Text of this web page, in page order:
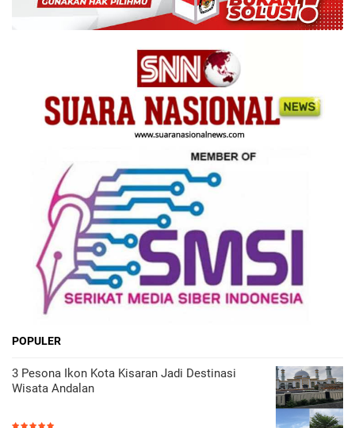
POPULER
3 Pesona Ikon Kota Kisaran Jadi Destinasi
Wisata Andalan